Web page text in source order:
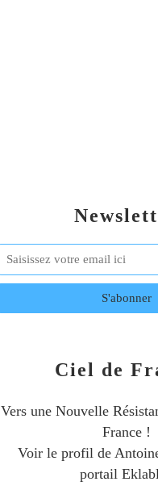
Ciel de
Vers une Nouvelle
France !
Voir le profil de
portail